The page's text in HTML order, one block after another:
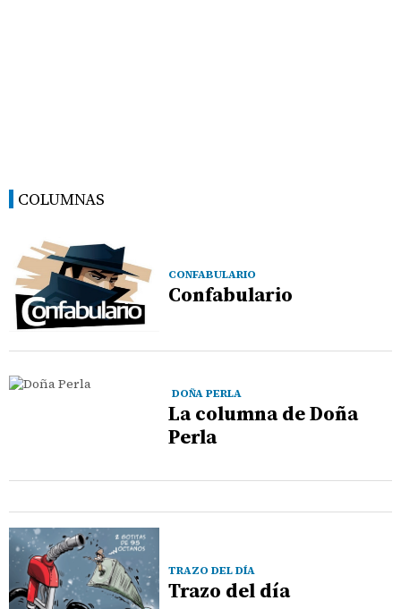
COLUMNAS
CONFABULARIO
Confabulario
DOÑA PERLA
La columna de Doña
Perla
TRAZO DEL DÍA
Trazo del día